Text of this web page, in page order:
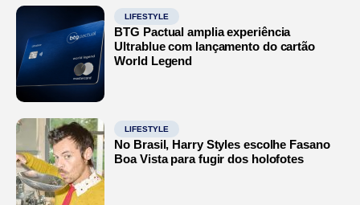
LIFESTYLE
BTG Pactual amplia experiência
Ultrablue com lançamento do cartão
World Legend
LIFESTYLE
No Brasil, Harry Styles escolhe Fasano
Boa Vista para fugir dos holofotes